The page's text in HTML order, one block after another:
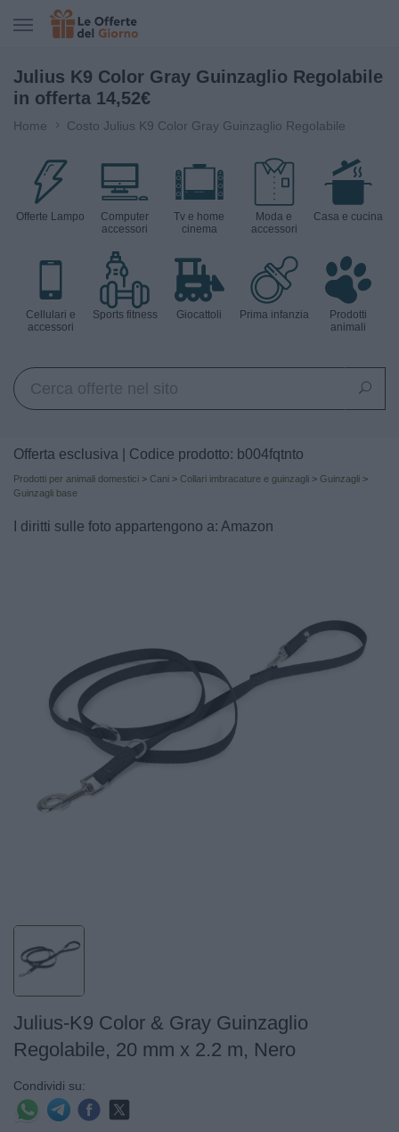
Julius K9 Color Gray Guinzaglio Regolabile
in offerta 14,52€
Home Costo Julius K9 Color Gray Guinzaglio Regolabile
Offerte Lampo
Computer
accessori
Tv e home
cinema
Moda e
accessori
Casa e cucina
Cellulari e
accessori
Sports fitness Giocattoli Prima infanzia
Prodotti
animali
Offerta esclusiva | Codice prodotto: b004fqtnto
Prodotti per animali domestici > Cani > Collari imbracature e guinzagli > Guinzagli >
Guinzagli base
I diritti sulle foto appartengono a: Amazon
Julius-K9 Color & Gray Guinzaglio
Regolabile, 20 mm x 2.2 m, Nero
Condividi su: